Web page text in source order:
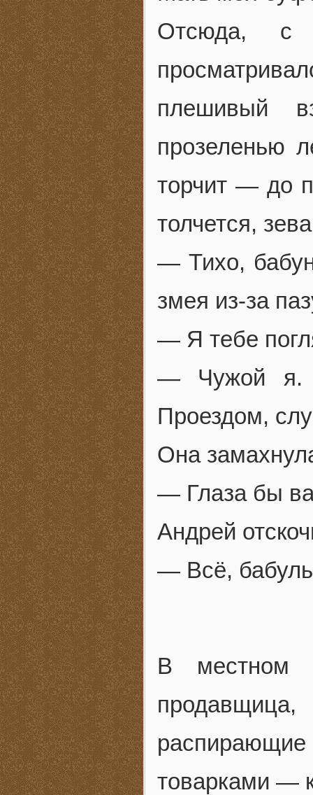
Отсюда, с
плешивый
прозеленью
торчит — до
толчется,
— Тихо,
змея из-за
— Я тебе
— Чужой я.
Проездом,
Она
— Глаза бы
Андрей
— Всё,
В местном
товарками —